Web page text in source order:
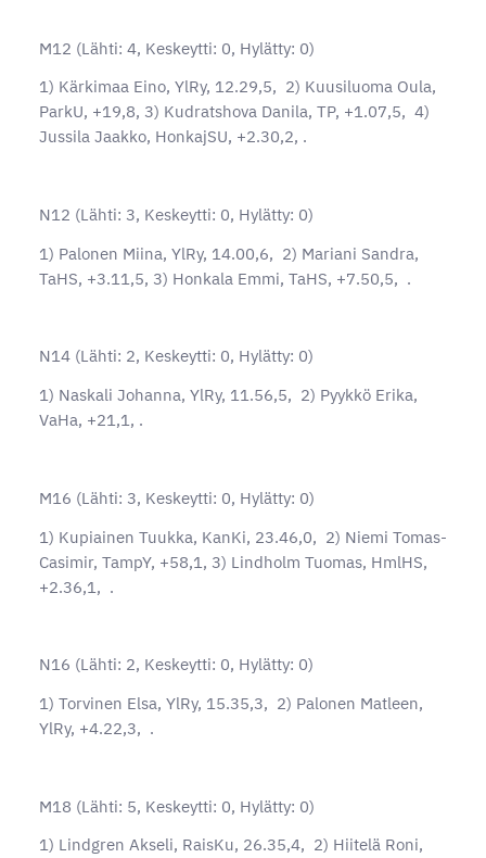
M12 (Lähti: 4, Keskeytti: 0, Hylätty: 0)
1) Kärkimaa Eino, YlRy, 12.29,5, 2) Kuusiluoma Oula,
ParkU, +19,8, 3) Kudratshova Danila, TP, +1.07,5, 4)
Jussila Jaakko, HonkajSU, +2.30,2, .
N12 (Lähti: 3, Keskeytti: 0, Hylätty: 0)
1) Palonen Miina, YlRy, 14.00,6, 2) Mariani Sandra,
TaHS, +3.11,5, 3) Honkala Emmi, TaHS, +7.50,5, .
N14 (Lähti: 2, Keskeytti: 0, Hylätty: 0)
1) Naskali Johanna, YlRy, 11.56,5, 2) Pyykkö Erika,
VaHa, +21,1, .
M16 (Lähti: 3, Keskeytti: 0, Hylätty: 0)
1) Kupiainen Tuukka, KanKi, 23.46,0, 2) Niemi Tomas-
Casimir, TampY, +58,1, 3) Lindholm Tuomas, HmlHS,
+2.36,1, .
N16 (Lähti: 2, Keskeytti: 0, Hylätty: 0)
1) Torvinen Elsa, YlRy, 15.35,3, 2) Palonen Matleen,
YlRy, +4.22,3, .
M18 (Lähti: 5, Keskeytti: 0, Hylätty: 0)
1) Lindgren Akseli, RaisKu, 26.35,4, 2) Hiitelä Roni,